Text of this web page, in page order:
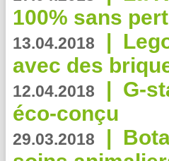
100% sans
13.04.2018 |
avec des
12.04.2018 | G-
éco-conçu
29.03.2018 |